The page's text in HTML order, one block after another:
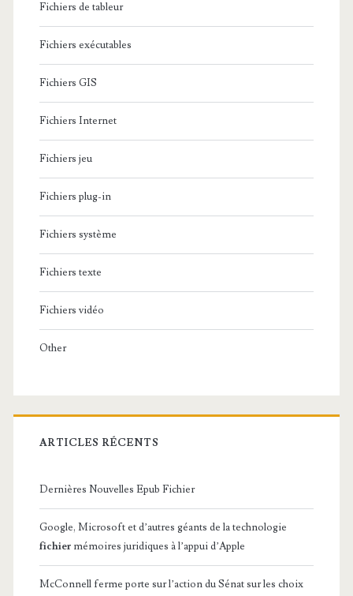
Fichiers de tableur
Fichiers exécutables
Fichiers GIS
Fichiers Internet
Fichiers jeu
Fichiers plug-in
Fichiers système
Fichiers texte
Fichiers vidéo
Other
ARTICLES RÉCENTS
Dernières Nouvelles Epub Fichier
Google, Microsoft et d’autres géants de la technologie
fichier mémoires juridiques à l’appui d’Apple
McConnell ferme porte sur l’action du Sénat sur les choix